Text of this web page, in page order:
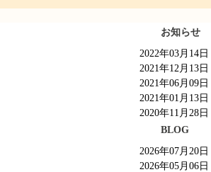
お知らせ
2022年03月14日
2021年12月13日
2021年06月09日
2021年01月13日
2020年11月28日
BLOG
2026年07月20日
2026年05月06日